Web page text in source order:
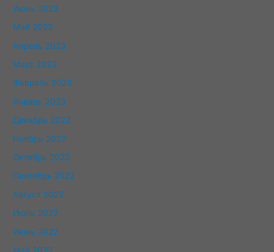
Июнь 2023
Май 2023
Апрель 2023
Март 2023
Февраль 2023
Январь 2023
Декабрь 2022
Ноябрь 2022
Октябрь 2022
Сентябрь 2022
Август 2022
Июль 2022
Июнь 2022